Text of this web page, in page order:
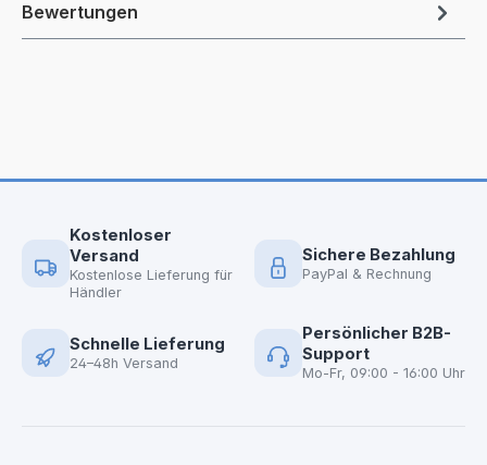
Bewertungen
Kostenloser
Versand
Kostenlose Lieferung für
Händler
Sichere Bezahlung
PayPal & Rechnung
Schnelle Lieferung
24–48h Versand
Persönlicher B2B-
Support
Mo-Fr, 09:00 - 16:00 Uhr